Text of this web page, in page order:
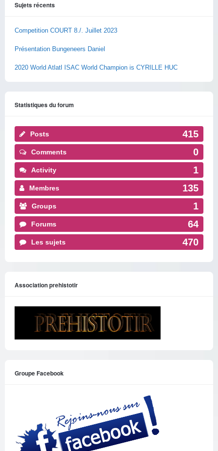
Sujets récents
Competition COURT 8./. Juillet 2023
Présentation Bungeneers Daniel
2020 World Atlatl ISAC World Champion is CYRILLE HUC
Statistiques du forum
Posts 415
Comments 0
Activity 1
Membres 135
Groups 1
Forums 64
Les sujets 470
Association prehistotir
Groupe Facebook